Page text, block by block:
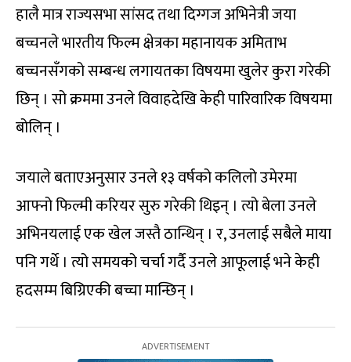
हालै मात्र राज्यसभा सांसद तथा दिग्गज अभिनेत्री जया
बच्चनले भारतीय फिल्म क्षेत्रका महानायक अमिताभ
बच्चनसँगको सम्बन्ध लगायतका विषयमा खुलेर कुरा गरेकी
छिन् । सो क्रममा उनले विवाहदेखि केही पारिवारिक विषयमा
बोलिन् ।
जयाले बताएअनुसार उनले १३ वर्षको कलिलो उमेरमा
आफ्नो फिल्मी करियर सुरु गरेकी थिइन् । त्यो बेला उनले
अभिनयलाई एक खेल जस्तै ठान्थिन् । र, उनलाई सबैले माया
पनि गर्थे । त्यो समयको चर्चा गर्दै उनले आफूलाई भने केही
हदसम्म बिग्रिएकी बच्चा मान्छिन् ।